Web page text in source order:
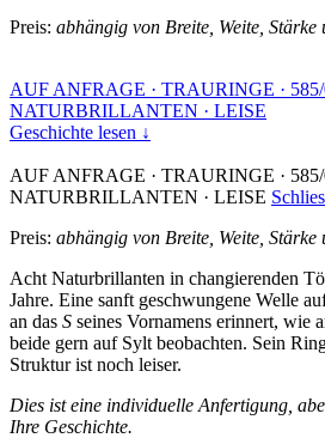
Preis: abhängig von Breite, Weite, Stärke
AUF ANFRAGE · TRAURINGE ·
NATURBRILLANTEN · LEISE
Geschichte lesen ↓
AUF ANFRAGE · TRAURINGE ·
NATURBRILLANTEN · LEISE
Preis: abhängig von Breite, Weite, Stärke
Acht Naturbrillanten in changierenden
Jahre. Eine sanft geschwungene Welle
an das S seines Vornamens erinnert, wie
beide gern auf Sylt beobachten. Sein
Struktur ist noch leiser.
Dies ist eine individuelle Anfertigung,
Ihre Geschichte.